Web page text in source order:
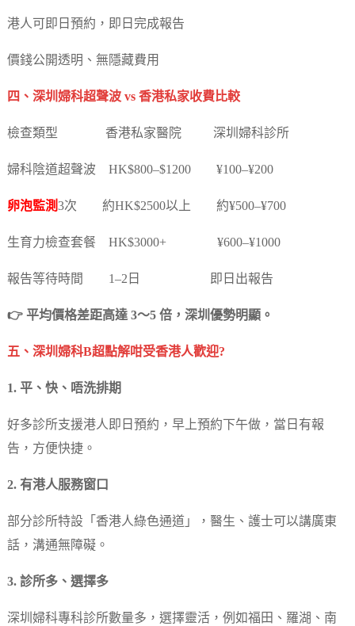
港人可即日預約，即日完成報告
價錢公開透明、無隱藏費用
四、深圳婦科超聲波 vs 香港私家收費比較
檢查類型 香港私家醫院 深圳婦科診所
婦科陰道超聲波 HK$800–$1200 ¥100–¥200
卵泡監測3次 約HK$2500以上 約¥500–¥700
生育力檢查套餐 HK$3000+ ¥600–¥1000
報告等待時間 1–2日 即日出報告
👉 平均價格差距高達 3～5 倍，深圳優勢明顯。
五、深圳婦科B超點解咁受香港人歡迎?
1. 平、快、唔洗排期
好多診所支援港人即日預約，早上預約下午做，當日有報
告，方便快捷。
2. 有港人服務窗口
部分診所特設「香港人綠色通道」，醫生、護士可以講廣東
話，溝通無障礙。
3. 診所多、選擇多
深圳婦科專科診所數量多，選擇靈活，例如福田、羅湖、南